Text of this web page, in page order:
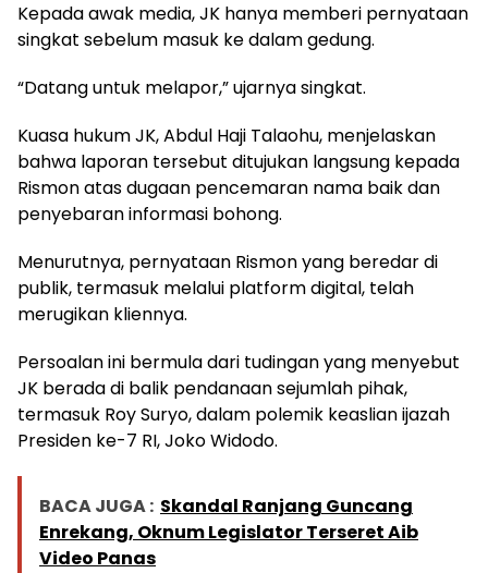
Kepada awak media, JK hanya memberi pernyataan
singkat sebelum masuk ke dalam gedung.
“Datang untuk melapor,” ujarnya singkat.
Kuasa hukum JK, Abdul Haji Talaohu, menjelaskan
bahwa laporan tersebut ditujukan langsung kepada
Rismon atas dugaan pencemaran nama baik dan
penyebaran informasi bohong.
Menurutnya, pernyataan Rismon yang beredar di
publik, termasuk melalui platform digital, telah
merugikan kliennya.
Persoalan ini bermula dari tudingan yang menyebut
JK berada di balik pendanaan sejumlah pihak,
termasuk Roy Suryo, dalam polemik keaslian ijazah
Presiden ke-7 RI, Joko Widodo.
BACA JUGA : Skandal Ranjang Guncang
Enrekang, Oknum Legislator Terseret Aib
Video Panas